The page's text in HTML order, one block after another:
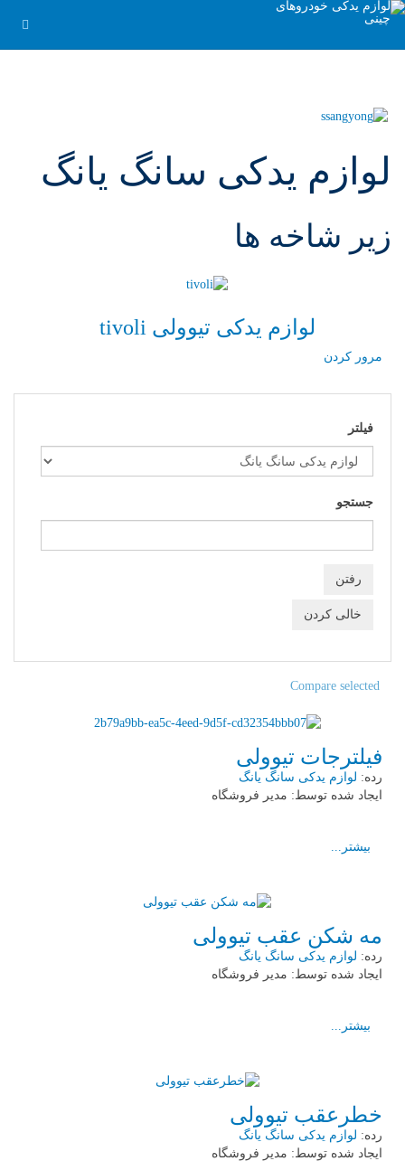
لوازم یدکی سانگ یانگ
زیر شاخه ها
لوازم یدکی تیوولی tivoli
مرور کردن
فیلتر
جستجو
Compare selected
فیلترجات تیوولی
رده: لوازم یدکی سانگ یانگ
ایجاد شده توسط: مدیر فروشگاه
بیشتر...
مه شکن عقب تیوولی
رده: لوازم یدکی سانگ یانگ
ایجاد شده توسط: مدیر فروشگاه
بیشتر...
خطرعقب تیوولی
رده: لوازم یدکی سانگ یانگ
ایجاد شده توسط: مدیر فروشگاه